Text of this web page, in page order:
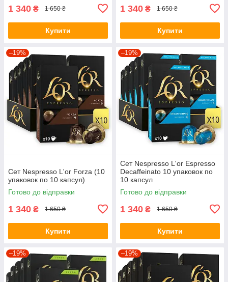
1 340 ₴ 1 650 ₴
Купити
1 340 ₴ 1 650 ₴
Купити
–19%
Сет Nespresso L'or Forza (10
упаковок по 10 капсул)
Готово до відправки
1 340 ₴ 1 650 ₴
Купити
–19%
Сет Nespresso L'or Espresso
Decaffeinato 10 упаковок по
10 капсул
Готово до відправки
1 340 ₴ 1 650 ₴
Купити
–19% –19%